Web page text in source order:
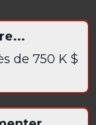
de 750 K $